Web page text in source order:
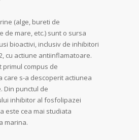
(alge, bureti de
de mare, etc.) sunt o sursa
bioactivi, inclusiv de inhibitori
cu actiune antiinflamatoare.
compus de
care s-a descoperit actiunea
Din punctul de
inhibitor al fosfolipazei
este cea mai studiata
marina.